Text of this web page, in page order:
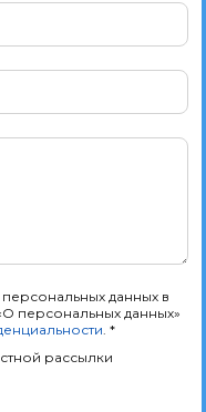
данных в
персональных данных»
. *
рассылки